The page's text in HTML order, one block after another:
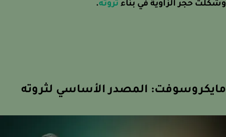
حجر الزاوية في بناءثروته.
المصدر الأساسي لثروته